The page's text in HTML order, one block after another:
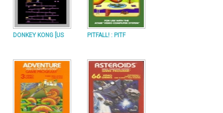
DONKEY KONG [US PITFALL! : PITF